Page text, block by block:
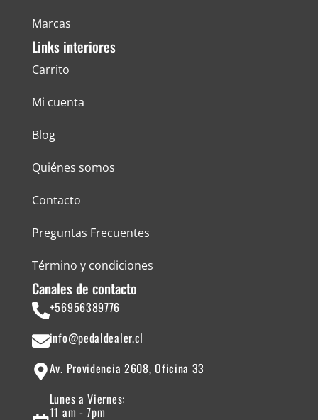
Marcas
Links interiores
Carrito
Mi cuenta
Blog
Quiénes somos
Contacto
Preguntas Frecuentes
Término y condiciones
Canales de contacto
+56956389776
info@pedaldealer.cl
Av. Providencia 2608, Oficina 33
Lunes a Viernes:
11 am - 7pm